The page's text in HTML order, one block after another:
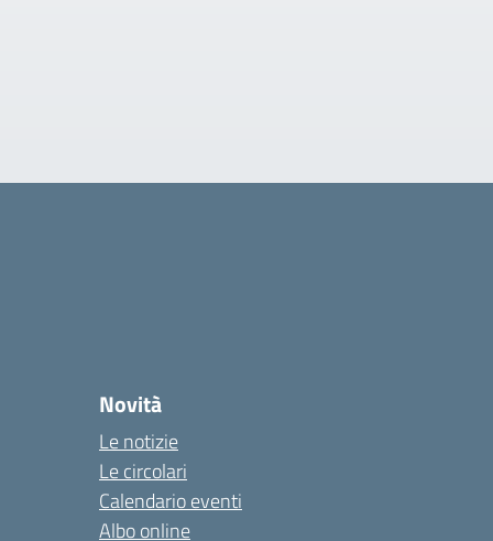
Novità
Le notizie
Le circolari
Calendario eventi
Albo online